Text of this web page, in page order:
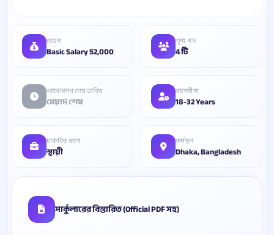
বেতন
Basic Salary 52,000
শূন্য পদ
4 টি
আবেদনের শেষ তারিখ
মেয়াদ শেষ
বয়সসীমা
18-32 Years
চাকরির ধরন
স্থায়ী
কর্মস্থল
Dhaka, Bangladesh
সার্কুলারের বিস্তারিত (Official PDF সহ)